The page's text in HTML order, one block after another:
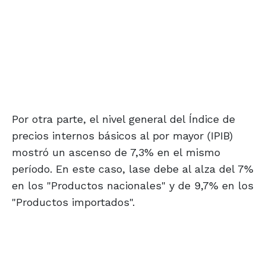
Por otra parte, el nivel general del Índice de
precios internos básicos al por mayor (IPIB)
mostró un ascenso de 7,3% en el mismo
período. En este caso, lase debe al alza del 7%
en los "Productos nacionales" y de 9,7% en los
"Productos importados".